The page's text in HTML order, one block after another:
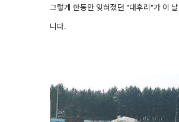
그렇게 한동안 잊혀졌던 "대후리"가 이
니다.